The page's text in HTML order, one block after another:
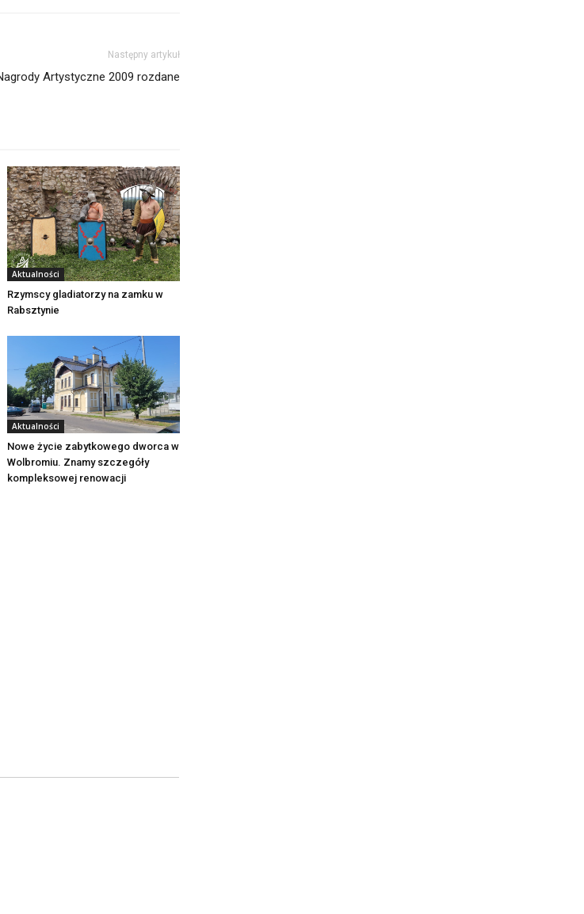
Następny artykuł
Artystyczne 2009 rozdane
Aktualności
Rzymscy gladiatorzy na zamku w
Rabsztynie
Aktualności
Nowe życie zabytkowego dworca w
Wolbromiu. Znamy szczegóły
kompleksowej renowacji